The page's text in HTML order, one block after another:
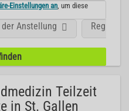
Einstellungen an , um diese
der Anstellung Region
Teilzeit
in St. Gallen